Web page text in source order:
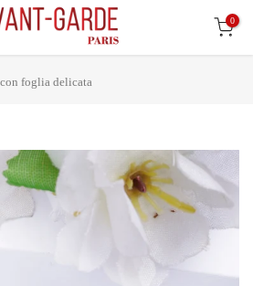
0
foglia delicata